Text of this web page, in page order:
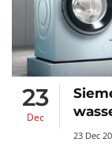
23
Dec
23 Dec